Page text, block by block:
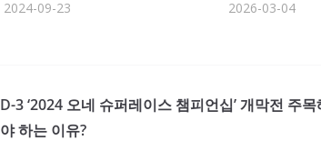
2024-09-23
2026-03-04
D-3 ‘2024 오네 슈퍼레이스 챔피언십’ 개막전 주목
야 하는 이유?